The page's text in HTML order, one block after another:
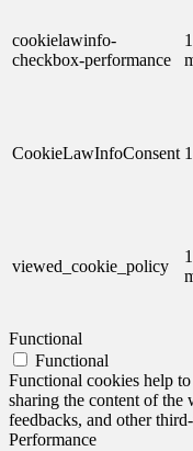
cookielawinfo-
checkbox-performance
CookieLawInfoConsent
viewed_cookie_policy
Functional
Functional
Functional cookies help
sharing the content of the
feedbacks, and other
Performance